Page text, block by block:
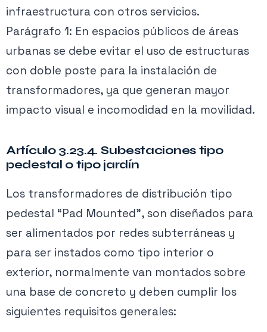
infraestructura con otros servicios.
Parágrafo 1: En espacios públicos de áreas
urbanas se debe evitar el uso de estructuras
con doble poste para la instalación de
transformadores, ya que generan mayor
impacto visual e incomodidad en la movilidad.
Artículo 3.23.4. Subestaciones tipo
pedestal o tipo jardín
Los transformadores de distribución tipo
pedestal “Pad Mounted”, son diseñados para
ser alimentados por redes subterráneas y
para ser instados como tipo interior o
exterior, normalmente van montados sobre
una base de concreto y deben cumplir los
siguientes requisitos generales: